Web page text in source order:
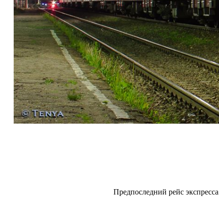
Предпоследний рейс